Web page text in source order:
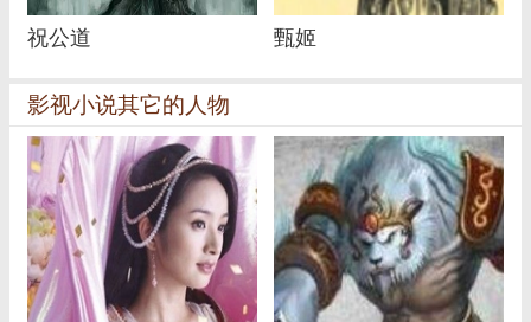
祝公道 甄姬
影视小说其它的人物